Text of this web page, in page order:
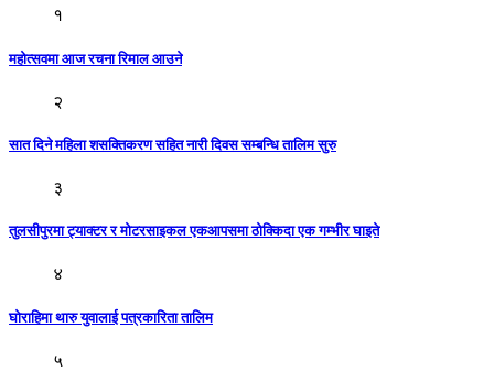
१
महोत्सवमा आज रचना रिमाल आउने
२
सात दिने महिला शसक्तिकरण सहित नारी दिवस सम्बन्धि तालिम सुरु
३
तुलसीपुरमा ट्याक्टर र मोटरसाइकल एकआपसमा ठोक्किदा एक गम्भीर घाइते
४
घाेराहिमा थारु युवालाई पत्रकारिता तालिम
५